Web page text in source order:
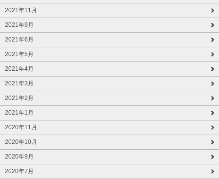
2021年11月
2021年9月
2021年6月
2021年5月
2021年4月
2021年3月
2021年2月
2021年1月
2020年11月
2020年10月
2020年9月
2020年7月